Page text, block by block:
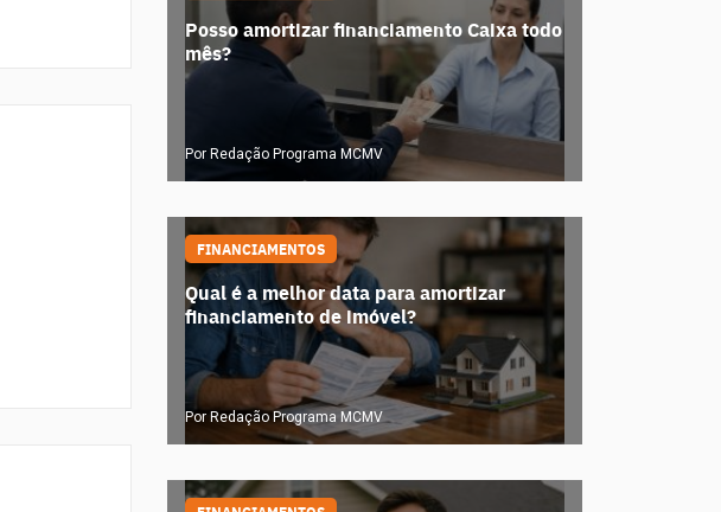
Posso amortizar financiamento Caixa todo
mês?
Por Redação Programa MCMV
FINANCIAMENTOS
Qual é a melhor data para amortizar
financiamento de imóvel?
Por Redação Programa MCMV